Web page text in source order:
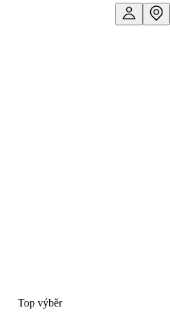
Top výběr